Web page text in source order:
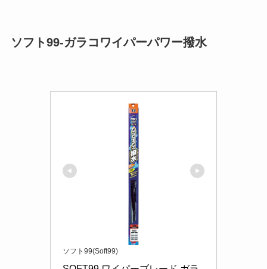
ソフト99-ガラコワイパーパワー撥水
ソフト99(Soft99)